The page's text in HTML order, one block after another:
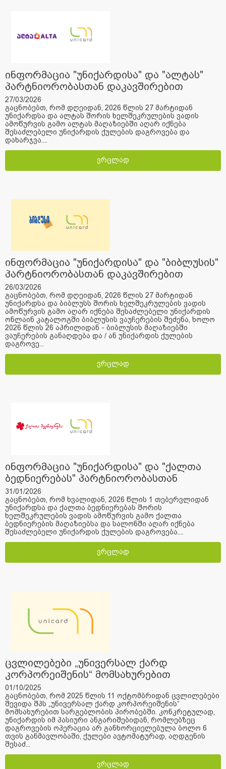
ინფორმაცია "უნიქარდისა" და "ალტას"
პარტნიორობასთან დაკავშირებით
27/03/2026
გაცნობებთ, რომ დღეიდან, 2026 წლის 27 მარტიდან
უნიქარდსა და ალტას შორის ხელშეკრულების ვადის
ამოწურვის გამო ალტას მაღაზიებში აღარ იქნება
შესაძლებელი უნიქარდის ქულების დაგროვება და
დახარჯვა....
ვრცლად
ინფორმაცია "უნიქარდისა" და "ბიბლუსის"
პარტნიორობასთან დაკავშირებით
26/03/2026
გაცნობებთ, რომ დღეიდან, 2026 წლის 27 მარტიდან
უნიქარდსა და ბიბლუსს შორის ხელშეკრულების ვადის
ამოწურვის გამო აღარ იქნება შესაძლებელი უნიქარდის
ონლაინ კატალოგში ბიბლუსის ვაუჩერების შეძენა, ხოლო
2026 წლის 26 აპრილიდან - ბიბლუსის მაღაზიებში
ვაუჩერების განაღდება და / ან უნიქარდის ქულების
დაგროვე...
ვრცლად
ინფორმაცია "უნიქარდისა" და "ქალთა
ბედნიერებას" პარტნიორობასთან
დაკავშირებით
31/01/2026
გაცნობებთ, რომ ხვალიდან, 2026 წლის 1 თებერვლიდან
უნიქარდსა და ქალთა ბედნიერებას შორის
ხელშეკრულების ვადის ამოწურვის გამო ქალთა
ბედნიერების მაღაზიებსა და სალონში აღარ იქნება
შესაძლებელი უნიქარდის ქულების დაგროვება....
ვრცლად
ცვლილებები „უნივერსალ ქარდ
კორპორეიშენის“ მომსახურებით
სარგებლობის პირობებში.
01/10/2025
გაცნობებთ, რომ 2025 წლის 11 ოქტომბრიდან ცვლილებები
შევიდა შპს „უნივერსალ ქარდ კორპორეიშენის“
მომსახურებით სარგებლობის პირობებში. კონკრეტულად,
უნიქარდის იმ პასიური ანგარიშებიდან, რომლებზეც
დაგროვების ოპერაცია არ განხორციელებულა ბოლო 6
თვის განმავლობაში, ქულები ავტომატურად, აღდგენის
შესაძ...
ვრცლად